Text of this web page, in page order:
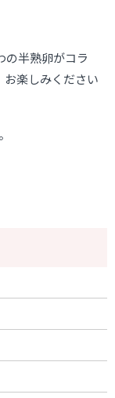
の半熟卵がコラ
お楽しみください